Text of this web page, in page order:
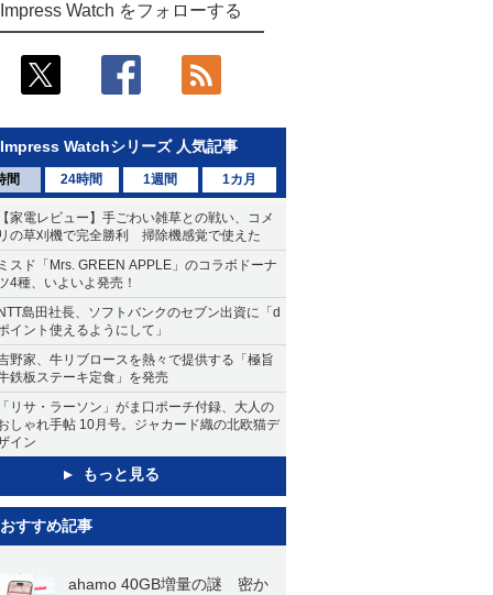
Impress Watch をフォローする
Impress Watchシリーズ 人気記事
間 24時間 1週間 1カ月
家電レビュー】手ごわい雑草との戦い、コメ
の草刈機で完全勝利 掃除機感覚で使えた
スド「Mrs. GREEN APPLE」のコラボドーナ
4種、いよいよ発売！
島田社長、ソフトバンクのセブン出資に「d
イント使えるようにして」
野家、牛リブロースを熱々で提供する「極旨
鉄板ステーキ定食」を発売
リサ・ラーソン」がま口ポーチ付録、大人の
しゃれ手帖 10月号。ジャカード織の北欧猫デ
イン
もっと見る
おすすめ記事
ahamo 40GB増量の謎 密か